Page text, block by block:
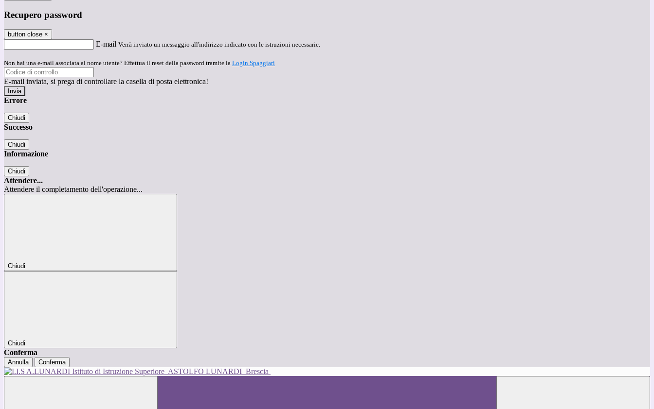
Recupero password
button close ×
E-mail Verrà inviato un messaggio all'indirizzo indicato con le istruzioni necessarie.
Non hai una e-mail associata al nome utente? Effettua il reset della password tramite la Login Spaggiari
E-mail inviata, si prega di controllare la casella di posta elettronica!
Errore
Chiudi
Successo
Chiudi
Informazione
Chiudi
Attendere...
Attendere il completamento dell'operazione...
Chiudi
Chiudi
Conferma
Annulla Conferma
Istituto di Istruzione Superiore ASTOLFO LUNARDI Brescia